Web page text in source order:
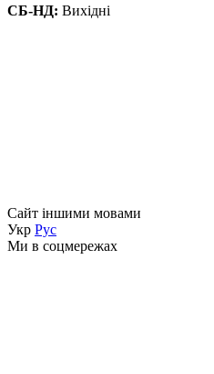
СБ-НД: Вихідні
Сайт іншими мовами
Укр Рус
Ми в соцмережах